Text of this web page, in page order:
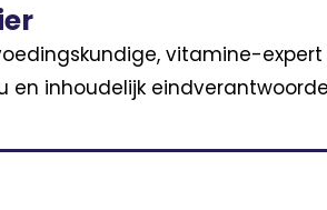
vitamine-
en inhoudelijk